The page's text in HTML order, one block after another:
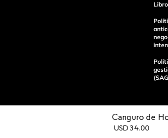
Canguro de
USD 34.00
Pagos 100%